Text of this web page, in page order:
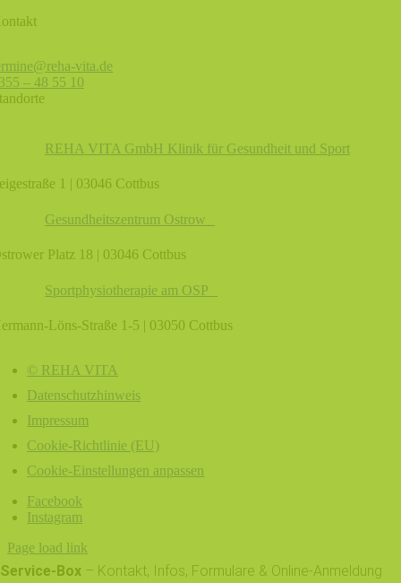
vita.de
– 48 55 10
REHA VITA GmbH Klinik für Gesundheit und Sport
1 | 03046 Cottbus
Gesundheitszentrum Ostrow
Platz 18 | 03046 Cottbus
Sportphysiotherapie am OSP
Löns-Straße 1-5 | 03050 Cottbus
© REHA VITA
Datenschutzhinweis
Impressum
Cookie-Richtlinie (EU)
Cookie-Einstellungen anpassen
Facebook
Instagram
Page load link
Service-Box – Kontakt, Infos, Formulare & Online-Anmeldung